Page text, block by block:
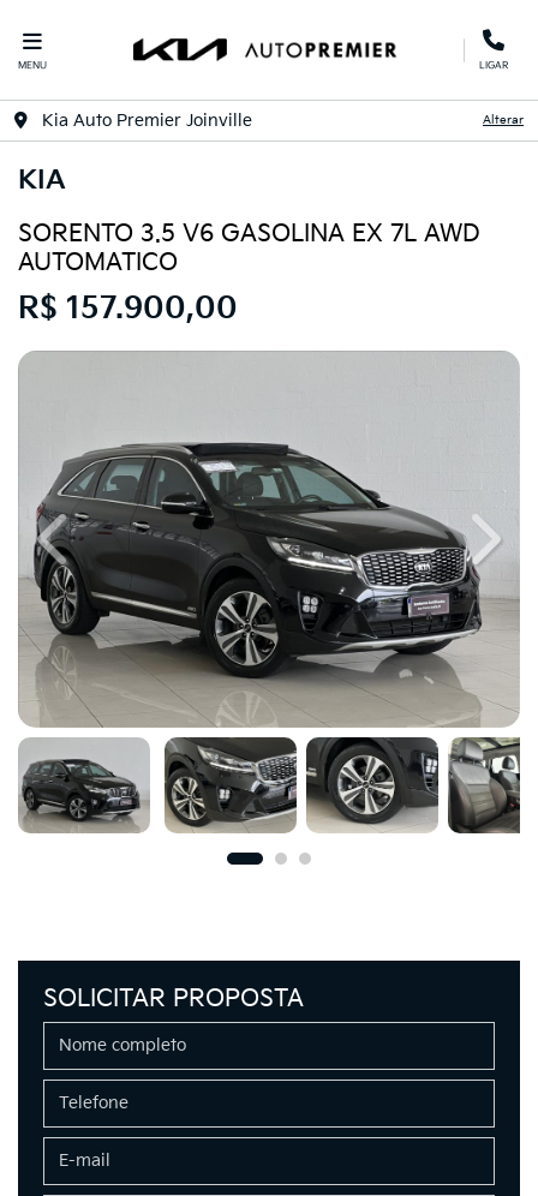
MENU LIGAR
Kia Auto Premier Joinville Alterar
KIA
SORENTO 3.5 V6 GASOLINA EX 7L AWD
AUTOMATICO
R$ 157.900,00
Previous Next
SOLICITAR PROPOSTA